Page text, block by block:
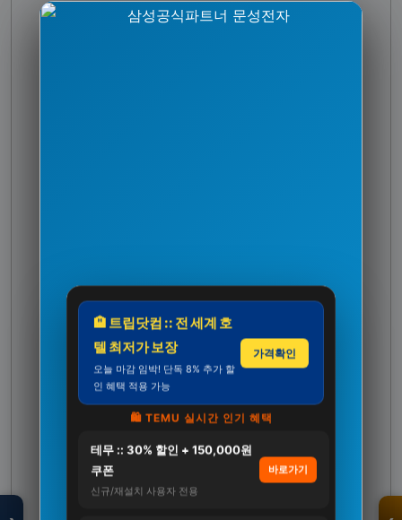
🏨 트립닷컴 :: 전 세계 호
텔 최저가 보장
오늘 마감 임박! 단독 8% 추가 할
인 혜택 적용 가능
가격확인
🛍️ TEMU 실시간 인기 혜택
테무 :: 30% 할인 + 150,000원
쿠폰
신규/재설치 사용자 전용
바로가기